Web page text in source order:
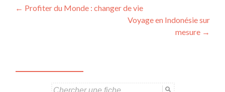
Navigation
← Profiter du Monde : changer de vie
Voyage en Indonésie sur
mesure →